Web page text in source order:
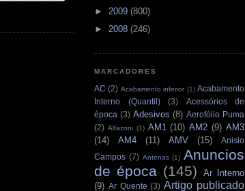
► 2009 (800)
► 2008 (246)
MARCADORES
AC (2) Acabamento inferior (1) Acabamento
Interno (Quantil)
(3)
Acessórios de
época (3) Adesivos (8) Aerofólio Puma
(2) Alfazoni (1) AM1 (10) AM2 (9) AM3
(14)
AM4 (11) AMV (15)
Anisio
Campos (7) Antenas (1) Anuncios
de época (145)
Ar Interno
(9) Ar Quente (3) Artigo publicado